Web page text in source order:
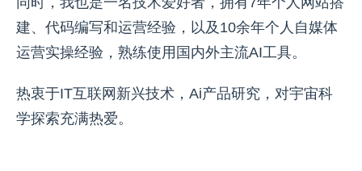
建、代码编写和运营经验，以及10余年个人自媒体
运营实操经验，熟练使用国内外主流AI工具。
热衷于IT互联网新兴技术，Ai产品研究，对宇宙科
学探索充满热爱。